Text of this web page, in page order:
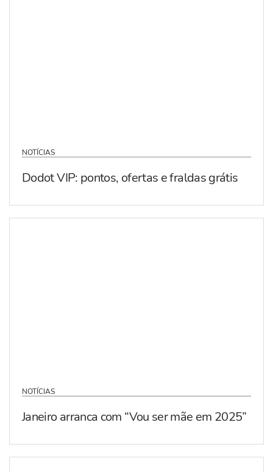
NOTÍCIAS
Dodot VIP: pontos, ofertas e fraldas grátis
NOTÍCIAS
Janeiro arranca com “Vou ser mãe em 2025”